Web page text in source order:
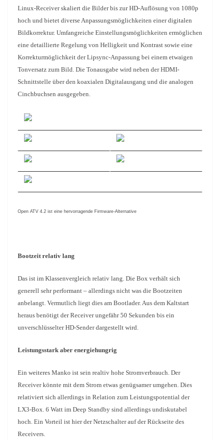
Linux-Receiver skaliert die Bilder bis zur HD-Auflösung von 1080p
hoch und bietet diverse Anpassungsmöglichkeiten einer digitalen
Bildkorrektur. Umfangreiche Einstellungsmöglichkeiten ermöglichen
eine detaillierte Regelung von Helligkeit und Kontrast sowie eine
Korrekturmöglichkeit der Lipsync-Anpassung bei einem etwaigen
Tonversatz zum Bild. Die Tonausgabe wird neben der HDMI-
Schnittstelle über den koaxialen Digitalausgang und die analogen
Cinchbuchsen ausgegeben.
Open ATV 4.2 ist eine hervorragende Firmware-Alternative
Bootzeit relativ lang
Das ist im Klassenvergleich relativ lang. Die Box verhält sich
generell sehr performant – allerdings nicht was die Bootzeiten
anbelangt. Vermutlich liegt dies am Bootlader. Aus dem Kaltstart
heraus benötigt der Receiver ungefähr 50 Sekunden bis ein
unverschlüsselter HD-Sender dargestellt wird.
Leistungsstark aber energiehungrig
Ein weiteres Manko ist sein realtiv hohe Stromverbrauch. Der
Receiver könnte mit dem Strom etwas genügsamer umgehen. Dies
relativiert sich allerdings in Relation zum Leistungspotential der
LX3-Box. 6 Watt im Deep Standby sind allerdings undiskutabel
hoch. Ein Vorteil ist hier der Netzschalter auf der Rückseite des
Receivers.